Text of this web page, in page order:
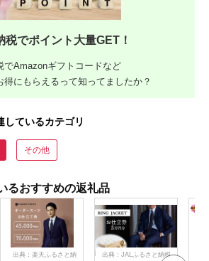
税でポイント大量GET！
でAmazonギフトコードなど
得にもらえるって知ってましたか？
しているカテゴリ
その他
るおすすめの返礼品
出典：楽天ふるさと納
出典：JALふるさと納税